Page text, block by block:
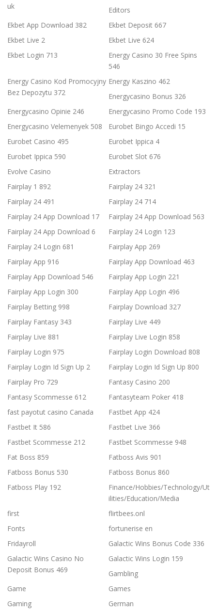
uk
Editors
Ekbet App Download 382
Ekbet Deposit 667
Ekbet Live 2
Ekbet Live 624
Ekbet Login 713
Energy Casino 30 Free Spins
546
Energy Casino Kod Promocyjny
Bez Depozytu 372
Energy Kaszino 462
Energycasino Bonus 326
Energycasino Opinie 246
Energycasino Promo Code 193
Energycasino Velemenyek 508
Eurobet Bingo Accedi 15
Eurobet Casino 495
Eurobet Ippica 4
Eurobet Ippica 590
Eurobet Slot 676
Evolve Casino
Extractors
Fairplay 1 892
Fairplay 24 321
Fairplay 24 491
Fairplay 24 714
Fairplay 24 App Download 17
Fairplay 24 App Download 563
Fairplay 24 App Download 6
Fairplay 24 Login 123
Fairplay 24 Login 681
Fairplay App 269
Fairplay App 916
Fairplay App Download 463
Fairplay App Download 546
Fairplay App Login 221
Fairplay App Login 300
Fairplay App Login 496
Fairplay Betting 998
Fairplay Download 327
Fairplay Fantasy 343
Fairplay Live 449
Fairplay Live 881
Fairplay Live Login 858
Fairplay Login 975
Fairplay Login Download 808
Fairplay Login Id Sign Up 2
Fairplay Login Id Sign Up 800
Fairplay Pro 729
Fantasy Casino 200
Fantasy Scommesse 612
Fantasyteam Poker 418
fast payotut casino Canada
Fastbet App 424
Fastbet It 586
Fastbet Live 366
Fastbet Scommesse 212
Fastbet Scommesse 948
Fat Boss 859
Fatboss Avis 901
Fatboss Bonus 530
Fatboss Bonus 860
Fatboss Play 192
Finance/Hobbies/Technology/Ut
ilities/Education/Media
first
flirtbees.onl
Fonts
fortunerise en
Fridayroll
Galactic Wins Bonus Code 336
Galactic Wins Casino No
Deposit Bonus 469
Galactic Wins Login 159
Gambling
Game
Games
Gaming
German